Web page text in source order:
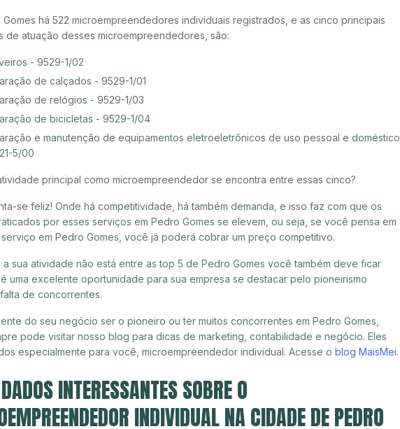
Gomes há 522 microempreendedores individuais registrados, e as cinco principais
de atuação desses microempreendedores, são:
- 9529-1/02
de calçados - 9529-1/01
de relógios - 9529-1/03
de bicicletas - 9529-1/04
e manutenção de equipamentos eletroeletrônicos de uso pessoal e doméstico
5/00
principal como microempreendedor se encontra entre essas cinco?
se feliz! Onde há competitividade, há também demanda, e isso faz com que os
por esses serviços em Pedro Gomes se elevem, ou seja, se você pensa em
serviço em Pedro Gomes, você já poderá cobrar um preço competitivo.
a sua atividade não está entre as top 5 de Pedro Gomes você também deve ficar
uma excelente oportunidade para sua empresa se destacar pelo pioneirismo
de concorrentes.
do seu negócio ser o pioneiro ou ter muitos concorrentes em Pedro Gomes,
pode visitar nosso blog para dicas de marketing, contabilidade e negócio. Eles
especialmente para você, microempreendedor individual. Acesse o blog MaisMei.
INTERESSANTES SOBRE O
INDIVIDUAL NA CIDADE DE PEDRO